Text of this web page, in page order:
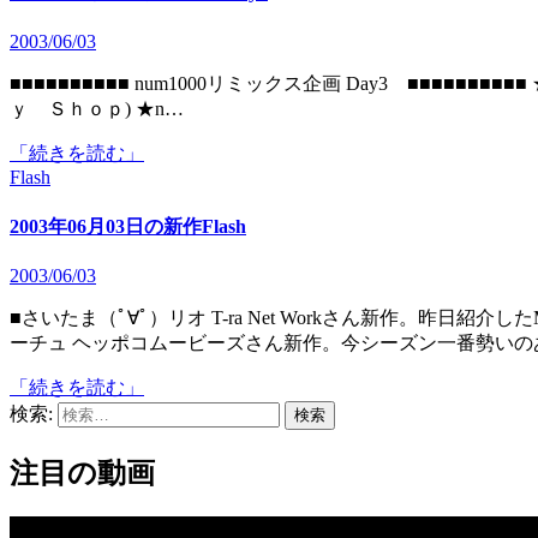
2003/06/03
■■■■■■■■■■ num1000リミックス企画 Day3 ■■■■■■■■■■ ★NO1000 400kcalReMix (F+) ★num1000 harimix (Ｍｏｎｅ
ｙ Ｓｈｏｐ) ★n…
「続きを読む」
Flash
2003年06月03日の新作Flash
2003/06/03
■さいたま（ﾟ∀ﾟ）リオ T-ra Net Workさん新作。昨日紹介したMP3を元にFLASH化されてます(ﾟ∀ﾟ)。 ■ガンガレタイガ
ーチュ ヘッポコムービーズさん新作。今シーズン一番勢い
「続きを読む」
検索:
注目の動画